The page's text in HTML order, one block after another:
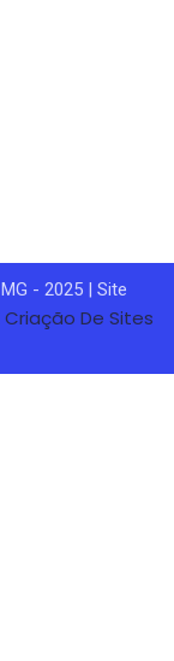
- 2025 | Site
Criação De Sites